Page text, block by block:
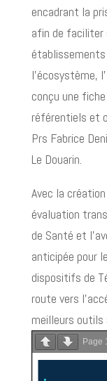
encadrant la
afin de faciliter
l’écosystème,
conçu une
référentiels et
Prs Fabrice
Le Douarin.
Avec la
évaluation
de Santé et
anticipée pour
dispositifs de
route vers
meilleurs
Page